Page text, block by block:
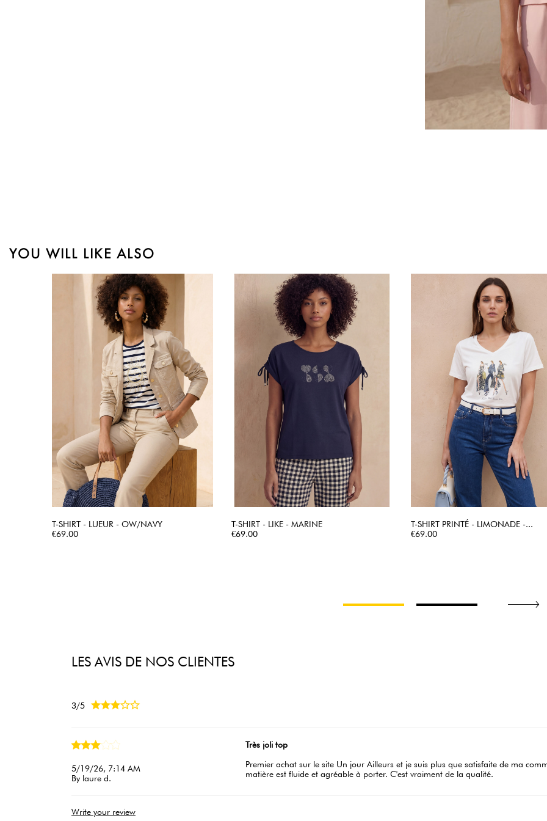
YOU WILL LIKE ALSO
T-SHIRT - LUEUR - OW/NAVY
Price
€69.00
T-SHIRT - LIKE - MARINE
Price
€69.00
T-SHIRT PRINTÉ - LIMONADE -...
Price
€69.00
LES AVIS DE NOS CLIENTES
3/5 
5/19/26, 7:14 AM
By laure d.
Très joli top
Premier achat sur le site Un jour Ailleurs et je suis plus que satisfaite de ma
matière est fluide et agréable à porter. C'est vraiment de la qualité.
Write your review